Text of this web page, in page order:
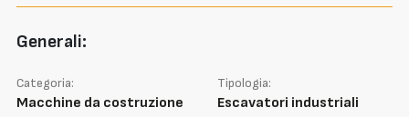
Generali:
Categoria:
Macchine da costruzione
Tipologia:
Escavatori industriali